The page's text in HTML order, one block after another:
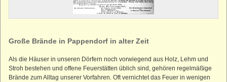
Straußenhof
Teufelskanzel
Kleines Striegistal
Große Brände in Pappendorf in alter Zeit
Als die Häuser in unseren Dörfern noch vorwiegend aus Holz, Lehm und
Stroh bestehen und offene Feuerstätten üblich sind, gehören regelmäßige
Brände zum Alltag unserer Vorfahren. Oft vernichtet das Feuer in wenigen